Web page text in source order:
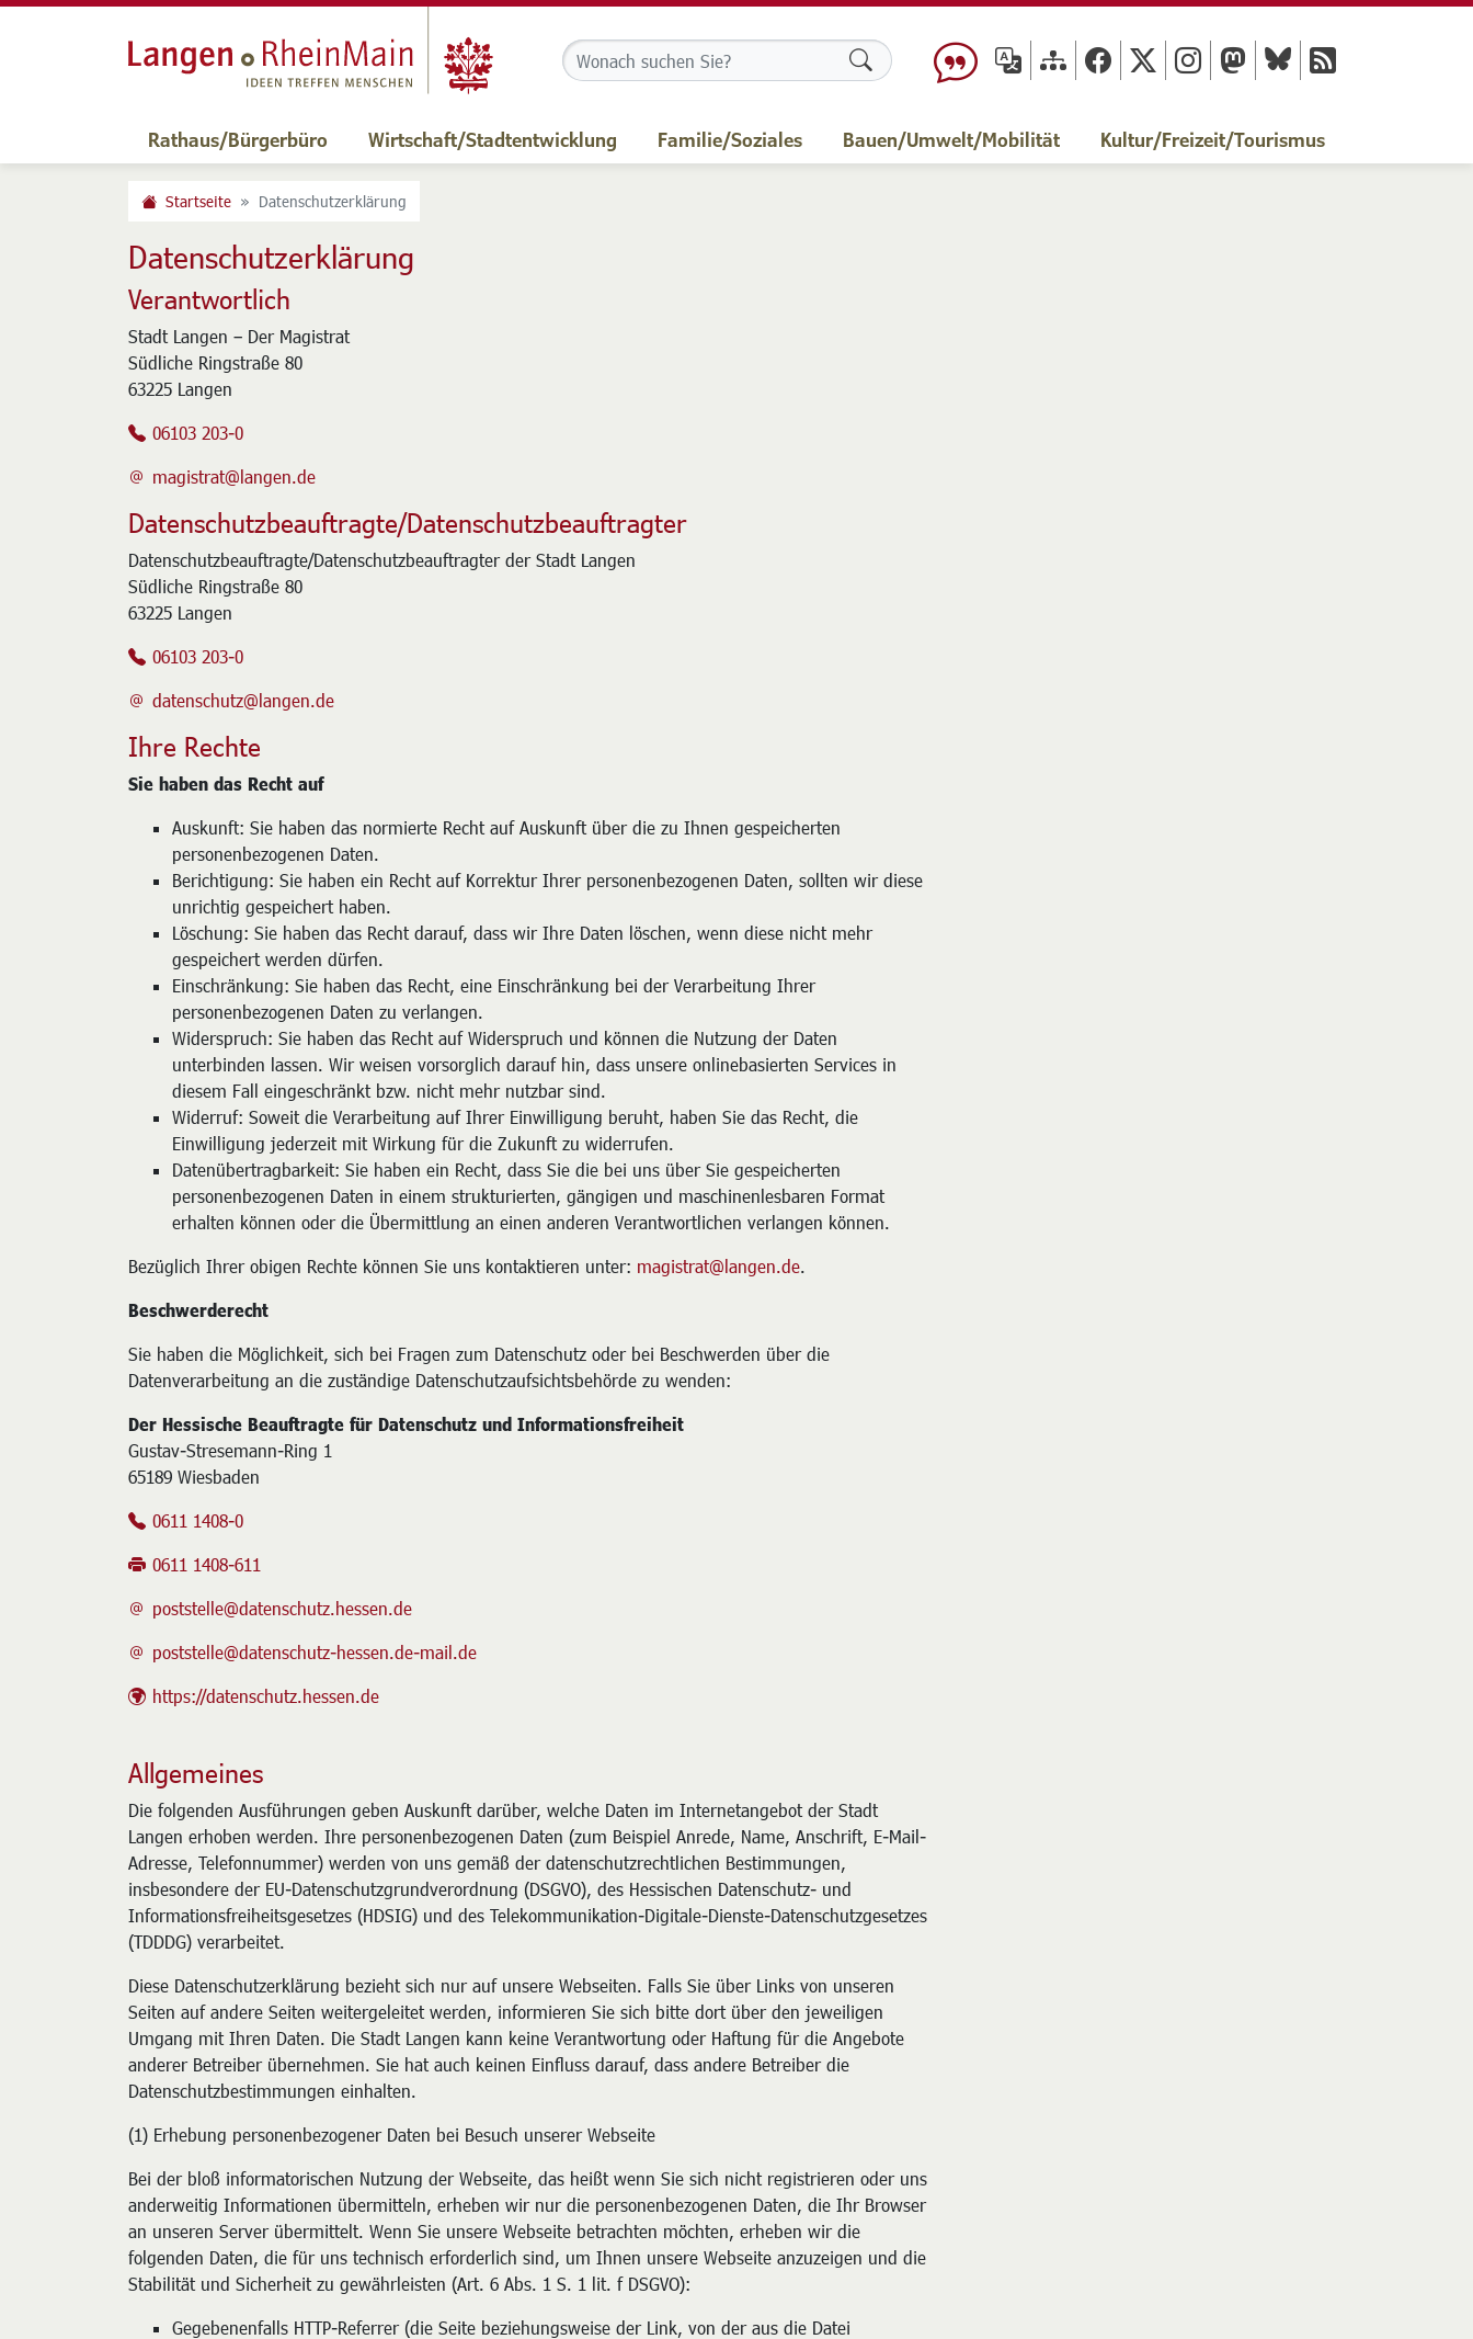
Formularschaltfläche
Rathaus/Bürgerbüro Wirtschaft/Stadtentwicklung Familie/Soziales Bauen/Umwelt/Mobilität Kultur/Freizeit/Tourismus
Startseite Datenschutzerklärung
Datenschutzerklärung
Verantwortlich
Stadt Langen – Der Magistrat
Südliche Ringstraße 80
63225 Langen
06103 203-0
magistrat@langen.de
Datenschutzbeauftragte/Datenschutzbeauftragter
Datenschutzbeauftragte/Datenschutzbeauftragter der Stadt Langen
Südliche Ringstraße 80
63225 Langen
06103 203-0
datenschutz@langen.de
Ihre Rechte
Sie haben das Recht auf
Auskunft: Sie haben das normierte Recht auf Auskunft über die zu Ihnen gespeicherten
personenbezogenen Daten.
Berichtigung: Sie haben ein Recht auf Korrektur Ihrer personenbezogenen Daten, sollten wir diese
unrichtig gespeichert haben.
Löschung: Sie haben das Recht darauf, dass wir Ihre Daten löschen, wenn diese nicht mehr
gespeichert werden dürfen.
Einschränkung: Sie haben das Recht, eine Einschränkung bei der Verarbeitung Ihrer
personenbezogenen Daten zu verlangen.
Widerspruch: Sie haben das Recht auf Widerspruch und können die Nutzung der Daten
unterbinden lassen. Wir weisen vorsorglich darauf hin, dass unsere onlinebasierten Services in
diesem Fall eingeschränkt bzw. nicht mehr nutzbar sind.
Widerruf: Soweit die Verarbeitung auf Ihrer Einwilligung beruht, haben Sie das Recht, die
Einwilligung jederzeit mit Wirkung für die Zukunft zu widerrufen.
Datenübertragbarkeit: Sie haben ein Recht, dass Sie die bei uns über Sie gespeicherten
personenbezogenen Daten in einem strukturierten, gängigen und maschinenlesbaren Format
erhalten können oder die Übermittlung an einen anderen Verantwortlichen verlangen können.
Bezüglich Ihrer obigen Rechte können Sie uns kontaktieren unter: magistrat@langen.de.
Beschwerderecht
Sie haben die Möglichkeit, sich bei Fragen zum Datenschutz oder bei Beschwerden über die
Datenverarbeitung an die zuständige Datenschutzaufsichtsbehörde zu wenden:
Der Hessische Beauftragte für Datenschutz und Informationsfreiheit
Gustav-Stresemann-Ring 1
65189 Wiesbaden
0611 1408-0
0611 1408-611
poststelle@datenschutz.hessen.de
poststelle@datenschutz-hessen.de-mail.de
https://datenschutz.hessen.de
Allgemeines
Die folgenden Ausführungen geben Auskunft darüber, welche Daten im Internetangebot der Stadt
Langen erhoben werden. Ihre personenbezogenen Daten (zum Beispiel Anrede, Name, Anschrift, E-Mail-
Adresse, Telefonnummer) werden von uns gemäß der datenschutzrechtlichen Bestimmungen,
insbesondere der EU-Datenschutzgrundverordnung (DSGVO), des Hessischen Datenschutz- und
Informationsfreiheitsgesetzes (HDSIG) und des Telekommunikation-Digitale-Dienste-Datenschutzgesetzes
(TDDDG) verarbeitet.
Diese Datenschutzerklärung bezieht sich nur auf unsere Webseiten. Falls Sie über Links von unseren
Seiten auf andere Seiten weitergeleitet werden, informieren Sie sich bitte dort über den jeweiligen
Umgang mit Ihren Daten. Die Stadt Langen kann keine Verantwortung oder Haftung für die Angebote
anderer Betreiber übernehmen. Sie hat auch keinen Einfluss darauf, dass andere Betreiber die
Datenschutzbestimmungen einhalten.
(1) Erhebung personenbezogener Daten bei Besuch unserer Webseite
Bei der bloß informatorischen Nutzung der Webseite, das heißt wenn Sie sich nicht registrieren oder uns
anderweitig Informationen übermitteln, erheben wir nur die personenbezogenen Daten, die Ihr Browser
an unseren Server übermittelt. Wenn Sie unsere Webseite betrachten möchten, erheben wir die
folgenden Daten, die für uns technisch erforderlich sind, um Ihnen unsere Webseite anzuzeigen und die
Stabilität und Sicherheit zu gewährleisten (Art. 6 Abs. 1 S. 1 lit. f DSGVO):
Gegebenenfalls HTTP-Referrer (die Seite beziehungsweise der Link, von der aus die Datei